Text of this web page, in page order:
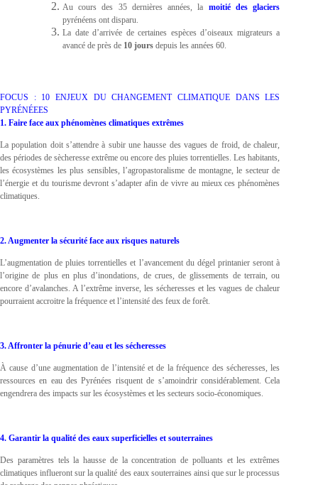
Au cours des 35 dernières années, la moitié des glaciers
pyrénéens ont disparu.
La date d’arrivée de certaines espèces d’oiseaux migrateurs a
avancé de près de 10 jours depuis les années 60.
FOCUS : 10 ENJEUX DU CHANGEMENT CLIMATIQUE DANS LES
PYRÉNÉEES
1. Faire face aux phénomènes climatiques extrêmes
La population doit s’attendre à subir une hausse des vagues de froid, de chaleur,
des périodes de sècheresse extrême ou encore des pluies torrentielles. Les habitants,
les écosystèmes les plus sensibles, l’agropastoralisme de montagne, le secteur de
l’énergie et du tourisme devront s’adapter afin de vivre au mieux ces phénomènes
climatiques.
2. Augmenter la sécurité face aux risques naturels
L’augmentation de pluies torrentielles et l’avancement du dégel printanier seront à
l’origine de plus en plus d’inondations, de crues, de glissements de terrain, ou
encore d’avalanches. A l’extrême inverse, les sécheresses et les vagues de chaleur
pourraient accroitre la fréquence et l’intensité des feux de forêt.
3. Affronter la pénurie d’eau et les sécheresses
À cause d’une augmentation de l’intensité et de la fréquence des sécheresses, les
ressources en eau des Pyrénées risquent de s’amoindrir considérablement. Cela
engendrera des impacts sur les écosystèmes et les secteurs socio-économiques.
4. Garantir la qualité des eaux superficielles et souterraines
Des paramètres tels la hausse de la concentration de polluants et les extrêmes
climatiques influeront sur la qualité des eaux souterraines ainsi que sur le processus